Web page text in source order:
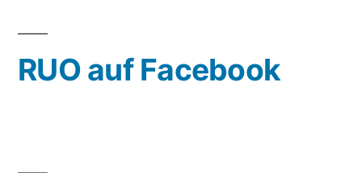
aus…
RUO auf Facebook